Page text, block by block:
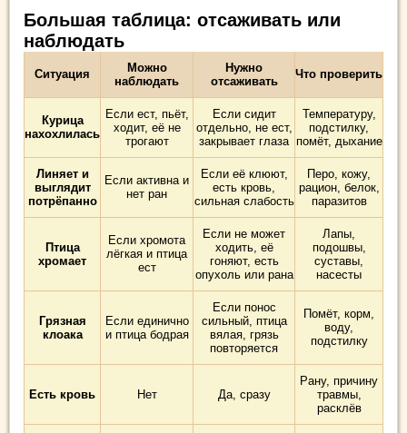
Большая таблица: отсаживать или
наблюдать
Ситуация
Можно
наблюдать
Нужно
отсаживать
Что проверить
Курица
нахохлилась
Если ест, пьёт,
ходит, её не
трогают
Если сидит
отдельно, не ест,
закрывает глаза
Температуру,
подстилку,
помёт, дыхание
Линяет и
выглядит
потрёпанно
Если активна и
нет ран
Если её клюют,
есть кровь,
сильная слабость
Перо, кожу,
рацион, белок,
паразитов
Птица
хромает
Если хромота
лёгкая и птица
ест
Если не может
ходить, её
гоняют, есть
опухоль или рана
Лапы,
подошвы,
суставы,
насесты
Грязная
клоака
Если единично
и птица бодрая
Если понос
сильный, птица
вялая, грязь
повторяется
Помёт, корм,
воду,
подстилку
Есть кровь Нет Да, сразу
Рану, причину
травмы,
расклёв